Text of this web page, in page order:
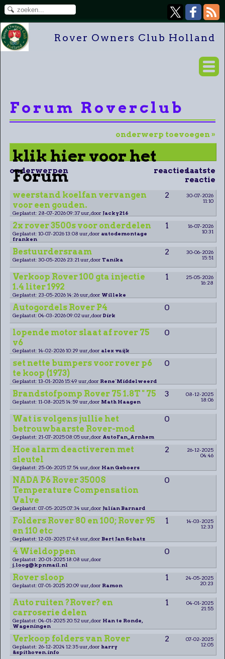
Rover Owners Club Holland
Forum Roverclub
onderwerp toevoegen »
klik hier voor het
Forum
onderwerpen reactieslaatste
reactie
weerstand koelfan vervangen
voor een gouden.
2
30-07-2026
11:10
Geplaatst: 28-07-2026 09:37 uur, door Jacky216
2x rover 3500s voor onderdelen 1
16-07-2026
10:31
Geplaatst: 10-07-2026 13:08 uur, door autodemontage
franken
Bestuurdersraam 2
30-06-2026
15:51
Geplaatst: 30-05-2026 23:21 uur, door Tanika
Verkoop Rover 100 gta injectie
1.4 liter 1992
1
25-05-2026
16:28
Geplaatst: 23-05-2026 14:26 uur, door Willeke
Autogordels Rover P4 0
Geplaatst: 04-03-2026 09:02 uur, door Dirk
lopende motor slaat af rover 75
v6
0
Geplaatst: 14-02-2026 10:29 uur, door alex vuijk
set nette bumpers voor rover p6
te koop (1973)
0
Geplaatst: 13-01-2026 15:49 uur, door Rene´Middelweerd
Brandstofpomp Rover 75 1.8T " 75 3
08-12-2025
18:06
Geplaatst: 11-08-2025 14:59 uur, door Math Haagen
Wat is volgens jullie het
betrouwbaarste Rover-mod
0
Geplaatst: 21-07-2025 08:05 uur, door AutoFan_Arnhem
Hoe alarm deactiveren met
sleutel
2
26-12-2025
04:46
Geplaatst: 25-06-2025 17:54 uur, door Han Geboers
NADA P6 Rover 3500S
Temperature Compensation
Valve
0
Geplaatst: 07-05-2025 07:34 uur, door Julian Barnard
Folders Rover 80 en 100; Rover 95
en 110 etc
1
14-03-2025
12:33
Geplaatst: 12-03-2025 17:48 uur, door Bert Jan Schatz
4 Wieldoppen 0
Geplaatst: 20-01-2025 18:08 uur, door
j.loog@kpnmail.nl
Rover sloop 1
24-05-2025
20:23
Geplaatst: 07-01-2025 20:09 uur, door Ramon
Auto ruiten ?Rover? en
carroserie delen
1
04-01-2025
21:55
Geplaatst: 04-01-2025 20:52 uur, door Han te Ronde,
Wageningen
Verkoop folders van Rover 2
07-02-2025
12:05
Geplaatst: 26-12-2024 12:35 uur, door harry
&spithoven.info